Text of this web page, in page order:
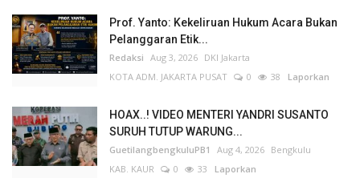
Prof. Yanto: Kekeliruan Hukum Acara Bukan
Pelanggaran Etik...
Redaksi Aug 3, 2026 DKI Jakarta
KOTA ADM. JAKARTA PUSAT
0 38 Laporkan
HOAX..! VIDEO MENTERI YANDRI SUSANTO
SURUH TUTUP WARUNG...
GuetilangbengkuluPB1 Aug 4, 2026 Bengkulu
KAB. KAUR
0 33 Laporkan